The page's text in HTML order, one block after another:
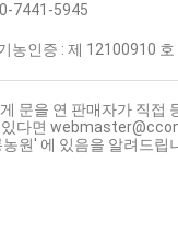
7441-5945
농인증 : 제 12100910 호
문을 연 판매자가 직접
다면
원' 에 있음을 알려드립